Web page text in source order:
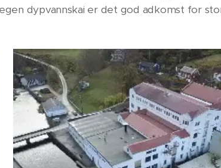
dypvannskai er det god adkomst for